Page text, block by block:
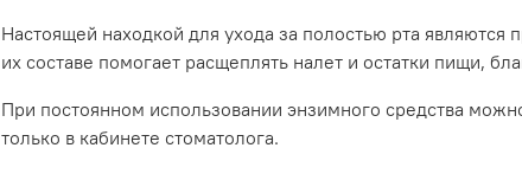
Настоящей находкой для ухода за полостью рта
их составе помогает расщеплять налет и остатки пищи,
При постоянном использовании энзимного средства
только в кабинете стоматолога.